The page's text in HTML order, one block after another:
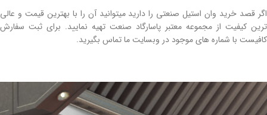
اگر قصد خرید وان استیل صنعتی را دارید میتوانید آن را با بهترین قیمت و عالی
ترین کیفیت از مجموعه معتبر پاسارگاد صنعت تهیه نمایید. برای ثبت سفارش
کافیست با شماره های موجود در وبسایت ما تماس بگیرید.